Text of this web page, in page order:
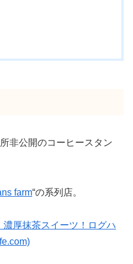
非公開のコーヒースタン
farm“の系列店。
厚抹茶スイーツ！ログハ